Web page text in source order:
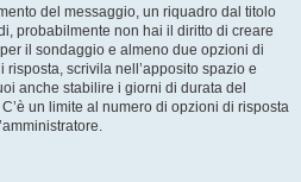
del messaggio, un riquadro dal titolo
probabilmente non hai il diritto di creare
il sondaggio e almeno due opzioni di
risposta, scrivila nell’apposito spazio e
anche stabilire i giorni di durata del
un limite al numero di opzioni di risposta